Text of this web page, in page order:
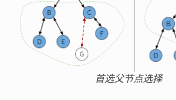
首选父节点选择